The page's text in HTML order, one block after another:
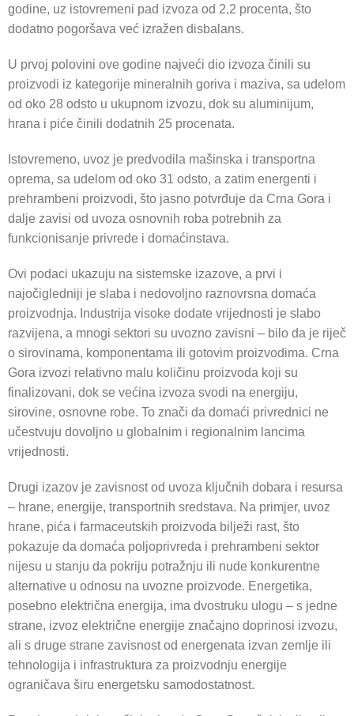
godine, uz istovremeni pad izvoza od 2,2 procenta, što
dodatno pogoršava već izražen disbalans.
U prvoj polovini ove godine najveći dio izvoza činili su
proizvodi iz kategorije mineralnih goriva i maziva, sa udelom
od oko 28 odsto u ukupnom izvozu, dok su aluminijum,
hrana i piće činili dodatnih 25 procenata.
Istovremeno, uvoz je predvodila mašinska i transportna
oprema, sa udelom od oko 31 odsto, a zatim energenti i
prehrambeni proizvodi, što jasno potvrđuje da Crna Gora i
dalje zavisi od uvoza osnovnih roba potrebnih za
funkcionisanje privrede i domaćinstava.
Ovi podaci ukazuju na sistemske izazove, a prvi i
najočigledniji je slaba i nedovoljno raznovrsna domaća
proizvodnja. Industrija visoke dodate vrijednosti je slabo
razvijena, a mnogi sektori su uvozno zavisni – bilo da je riječ
o sirovinama, komponentama ili gotovim proizvodima. Crna
Gora izvozi relativno malu količinu proizvoda koji su
finalizovani, dok se većina izvoza svodi na energiju,
sirovine, osnovne robe. To znači da domaći privrednici ne
učestvuju dovoljno u globalnim i regionalnim lancima
vrijednosti.
Drugi izazov je zavisnost od uvoza ključnih dobara i resursa
– hrane, energije, transportnih sredstava. Na primjer, uvoz
hrane, pića i farmaceutskih proizvoda bilježi rast, što
pokazuje da domaća poljoprivreda i prehrambeni sektor
nijesu u stanju da pokriju potražnju ili nude konkurentne
alternative u odnosu na uvozne proizvode. Energetika,
posebno električna energija, ima dvostruku ulogu – s jedne
strane, izvoz električne energije značajno doprinosi izvozu,
ali s druge strane zavisnost od energenata izvan zemlje ili
tehnologija i infrastruktura za proizvodnju energije
ograničava širu energetsku samodostatnost.